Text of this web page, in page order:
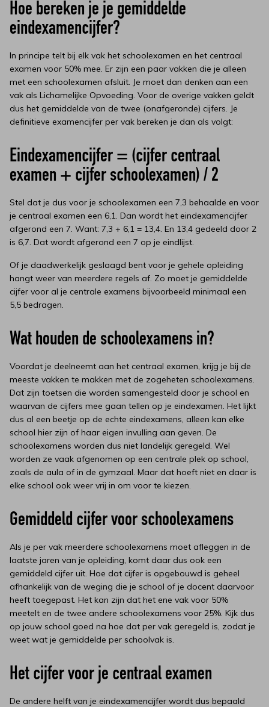
Hoe bereken je je gemiddelde
eindexamencijfer?
In principe telt bij elk vak het schoolexamen en het centraal
examen voor 50% mee. Er zijn een paar vakken die je alleen
met een schoolexamen afsluit. Je moet dan denken aan een
vak als Lichamelijke Opvoeding. Voor de overige vakken geldt
dus het gemiddelde van de twee (onafgeronde) cijfers. Je
definitieve examencijfer per vak bereken je dan als volgt:
Eindexamencijfer = (cijfer centraal
examen + cijfer schoolexamen) / 2
Stel dat je dus voor je schoolexamen een 7,3 behaalde en voor
je centraal examen een 6,1. Dan wordt het eindexamencijfer
afgerond een 7. Want: 7,3 + 6,1 = 13,4. En 13,4 gedeeld door 2
is 6,7. Dat wordt afgerond een 7 op je eindlijst.
Of je daadwerkelijk geslaagd bent voor je gehele opleiding
hangt weer van meerdere regels af. Zo moet je gemiddelde
cijfer voor al je centrale examens bijvoorbeeld minimaal een
5,5 bedragen.
Wat houden de schoolexamens in?
Voordat je deelneemt aan het centraal examen, krijg je bij de
meeste vakken te makken met de zogeheten schoolexamens.
Dat zijn toetsen die worden samengesteld door je school en
waarvan de cijfers mee gaan tellen op je eindexamen. Het lijkt
dus al een beetje op de echte eindexamens, alleen kan elke
school hier zijn of haar eigen invulling aan geven. De
schoolexamens worden dus niet landelijk geregeld. Wel
worden ze vaak afgenomen op een centrale plek op school,
zoals de aula of in de gymzaal. Maar dat hoeft niet en daar is
elke school ook weer vrij in om voor te kiezen.
Gemiddeld cijfer voor schoolexamens
Als je per vak meerdere schoolexamens moet afleggen in de
laatste jaren van je opleiding, komt daar dus ook een
gemiddeld cijfer uit. Hoe dat cijfer is opgebouwd is geheel
afhankelijk van de weging die je school of je docent daarvoor
heeft toegepast. Het kan zijn dat het ene vak voor 50%
meetelt en de twee andere schoolexamens voor 25%. Kijk dus
op jouw school goed na hoe dat per vak geregeld is, zodat je
weet wat je gemiddelde per schoolvak is.
Het cijfer voor je centraal examen
De andere helft van je eindexamencijfer wordt dus bepaald